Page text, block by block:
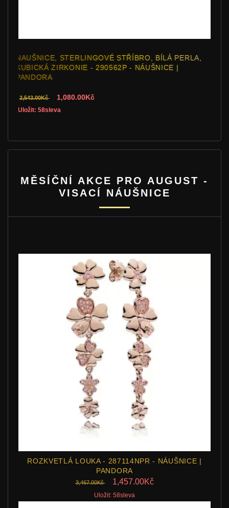
NAUŠNICE, STERLINGOVÉ STŘÍBRO, BÍLÁ PERLA,
KUBICKÁ ZIRKONIE - 290562P - NÁUŠNICE |
PANDORA
2,543.00Kč 1,080.00Kč
Uložit: 58sleva
MĚSÍČNÍ AKCE PRO AUGUST -
VISACÍ NÁUŠNICE
ROZKVETLÁ LOUKA - 287114NPR - NÁUŠNICE |
PANDORA
3,467.00Kč 1,457.00Kč
Uložit: 58sleva